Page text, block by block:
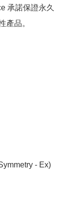
承諾保證永久
產品。
- Ex)